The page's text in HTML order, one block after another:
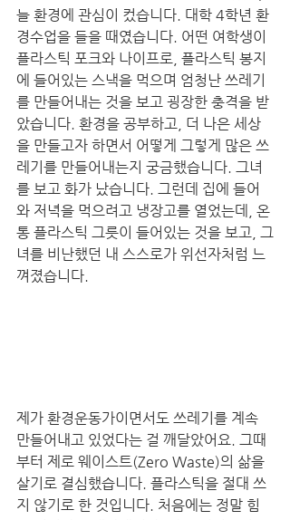
늘 환경에 관심이 컸습니다. 대학 4학년 환
경수업을 들을 때였습니다. 어떤 여학생이
플라스틱 포크와 나이프로, 플라스틱 봉지
에 들어있는 스낵을 먹으며 엄청난 쓰레기
를 만들어내는 것을 보고 굉장한 충격을 받
았습니다. 환경을 공부하고, 더 나은 세상
을 만들고자 하면서 어떻게 그렇게 많은 쓰
레기를 만들어내는지 궁금했습니다. 그녀
를 보고 화가 났습니다. 그런데 집에 들어
와 저녁을 먹으려고 냉장고를 열었는데, 온
통 플라스틱 그릇이 들어있는 것을 보고, 그
녀를 비난했던 내 스스로가 위선자처럼 느
껴졌습니다.
제가 환경운동가이면서도 쓰레기를 계속
만들어내고 있었다는 걸 깨달았어요. 그때
부터 제로 웨이스트(Zero Waste)의 삶을
살기로 결심했습니다. 플라스틱을 절대 쓰
지 않기로 한 것입니다. 처음에는 정말 힘